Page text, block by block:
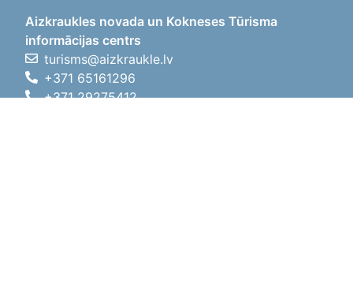
Aizkraukles novada un Kokneses Tūrisma
informācijas centrs
turisms@aizkraukle.lv
+371 65161296
+371 29275412